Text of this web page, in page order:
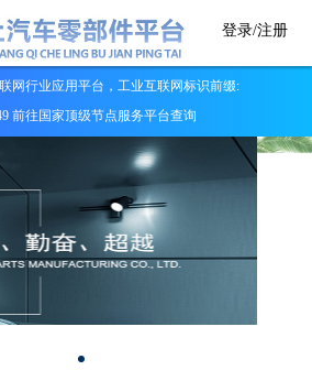
登录/注册
网行业应用平台，工业互联网标识前缀:
前往国家顶级节点服务平台查询